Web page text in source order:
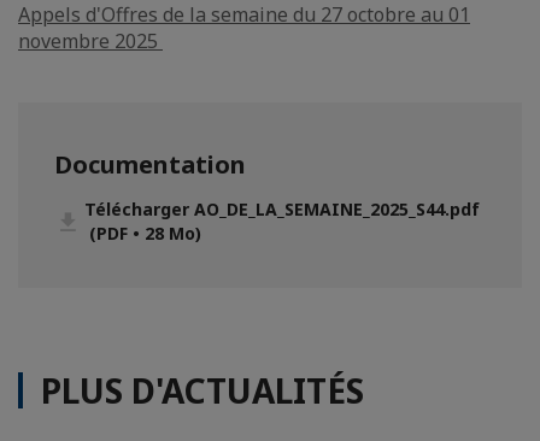
Appels d'Offres de la semaine du 27 octobre au 01
novembre 2025
Documentation
Télécharger AO_DE_LA_SEMAINE_2025_S44.pdf
(PDF • 28 Mo)
PLUS D'ACTUALITÉS